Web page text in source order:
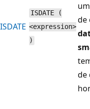
ISDATE
ISDATE (
<expression>
)
de
de